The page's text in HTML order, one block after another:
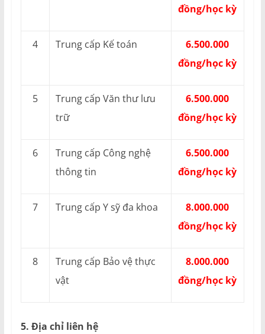
đồng/học kỳ
4 Trung cấp Kế toán
6.500.000
đồng/học kỳ
5
Trung cấp Văn thư lưu
trữ
6.500.000
đồng/học kỳ
6
Trung cấp Công nghệ
thông tin
6.500.000
đồng/học kỳ
7 Trung cấp Y sỹ đa khoa
8.000.000
đồng/học kỳ
8
Trung cấp Bảo vệ thực
vật
8.000.000
đồng/học kỳ
5. Địa chỉ liên hệ